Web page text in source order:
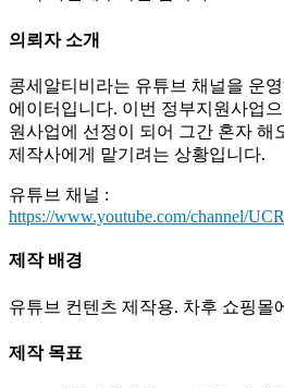
의뢰자 소개
콩세알티비라는 유튜브 채널을 운
에이터입니다. 이번 정부지원사업
원사업에 선정이 되어 그간 혼자 해
제작사에게 맡기려는 상황입니다.
유튜브 채널 :
https://www.youtube.com/channel/
제작 배경
유튜브 컨텐츠 제작용. 차후 쇼핑몰
제작 목표